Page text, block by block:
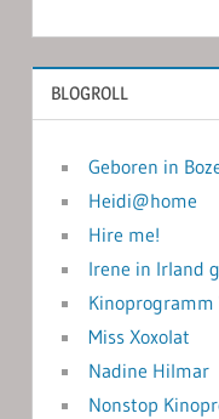
BLOGROLL
Geboren in
Heidi@home
Hire me!
Irene in Irland
Kinoprogramm
Miss Xoxolat
Nadine Hilmar
Nonstop